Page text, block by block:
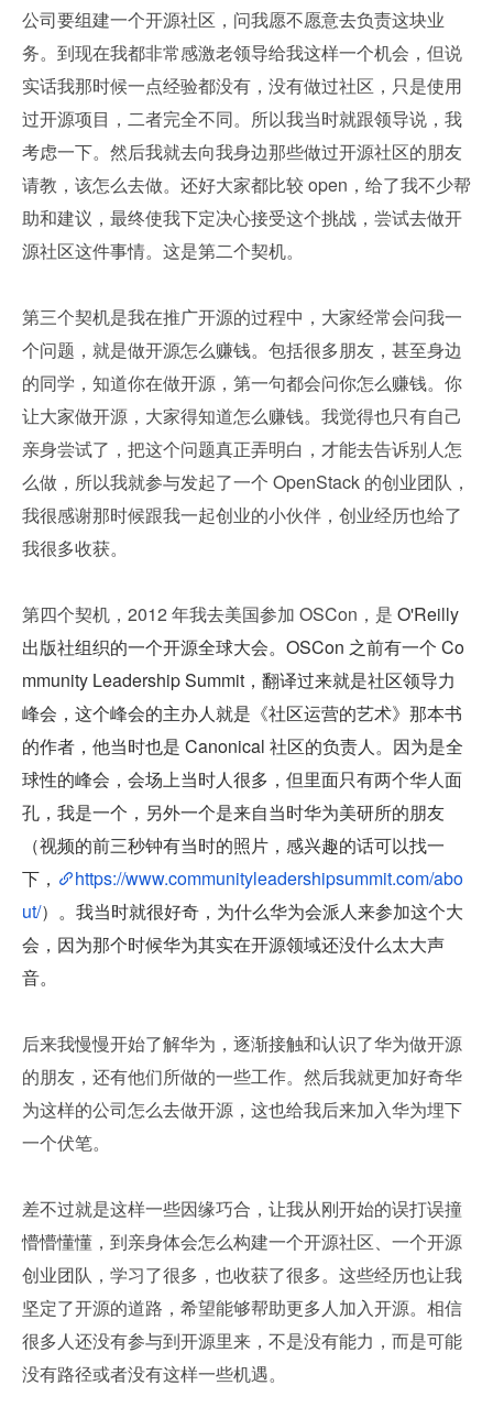
公司要组建一个开源社区，问我愿不愿意去负责这块业
务。到现在我都非常感激老领导给我这样一个机会，但说
实话我那时候一点经验都没有，没有做过社区，只是使用
过开源项目，二者完全不同。所以我当时就跟领导说，我
考虑一下。然后我就去向我身边那些做过开源社区的朋友
请教，该怎么去做。还好大家都比较 open，给了我不少帮
助和建议，最终使我下定决心接受这个挑战，尝试去做开
源社区这件事情。这是第二个契机。
第三个契机是我在推广开源的过程中，大家经常会问我一
个问题，就是做开源怎么赚钱。包括很多朋友，甚至身边
的同学，知道你在做开源，第一句都会问你怎么赚钱。你
让大家做开源，大家得知道怎么赚钱。我觉得也只有自己
亲身尝试了，把这个问题真正弄明白，才能去告诉别人怎
么做，所以我就参与发起了一个 OpenStack 的创业团队，
我很感谢那时候跟我一起创业的小伙伴，创业经历也给了
我很多收获。
第四个契机，2012 年我去美国参加 OSCon，是
出版社组织的一个开源全球大会。OSCon 之前有一个 Co
mmunity Leadership Summit，翻译过来就是社区领导力
峰会，这个峰会的主办人就是《社区运营的艺术》那本书
的作者，他当时也是 Canonical 社区的负责人。因为是全
球性的峰会，会场上当时人很多，但里面只有两个华人面
孔，我是一个，另外一个是来自当时华为美研所的朋友
（视频的前三秒钟有当时的照片，感兴趣的话可以找一
下，
https://www.communityleadershipsummit.com/abo
ut/）。我当时就很好奇，为什么华为会派人来参加这个大
会，因为那个时候华为其实在开源领域还没什么太大声
音。
后来我慢慢开始了解华为，逐渐接触和认识了华为做开源
的朋友，还有他们所做的一些工作。然后我就更加好奇华
为这样的公司怎么去做开源，这也给我后来加入华为埋下
一个伏笔。
差不过就是这样一些因缘巧合，让我从刚开始的误打误撞
懵懵懂懂，到亲身体会怎么构建一个开源社区、一个开源
创业团队，学习了很多，也收获了很多。这些经历也让我
坚定了开源的道路，希望能够帮助更多人加入开源。相信
很多人还没有参与到开源里来，不是没有能力，而是可能
没有路径或者没有这样一些机遇。